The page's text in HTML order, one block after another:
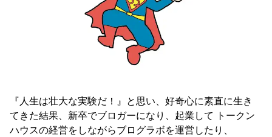
『人生は壮大な実験だ！』と思い、好奇心に素直に生き
てきた結果、新卒でブロガーになり、起業して トークン
ハウスの経営をしながらブログラボを運営したり、